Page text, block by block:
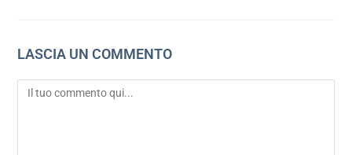
LASCIA UN COMMENTO